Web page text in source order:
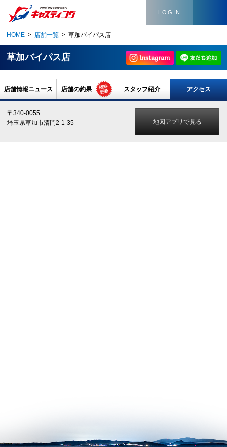
LOGIN
HOME > 店舗一覧 > 草加バイパス店
草加バイパス店
店舗情報ニュース 店舗の釣果 スタッフ紹介 アクセス
〒340-0055
埼玉県草加市清門2-1-35
地図アプリで見る